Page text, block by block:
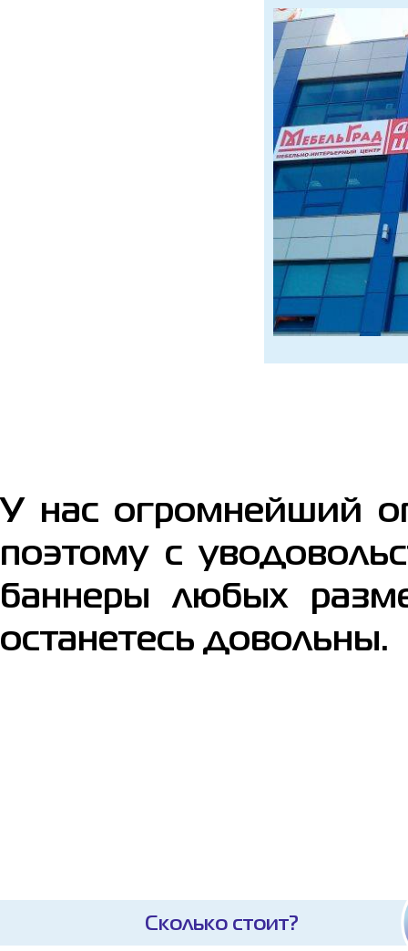
У нас огромнейший
поэтому с
баннеры любых
останетесь довольны.
Сколько стоит?